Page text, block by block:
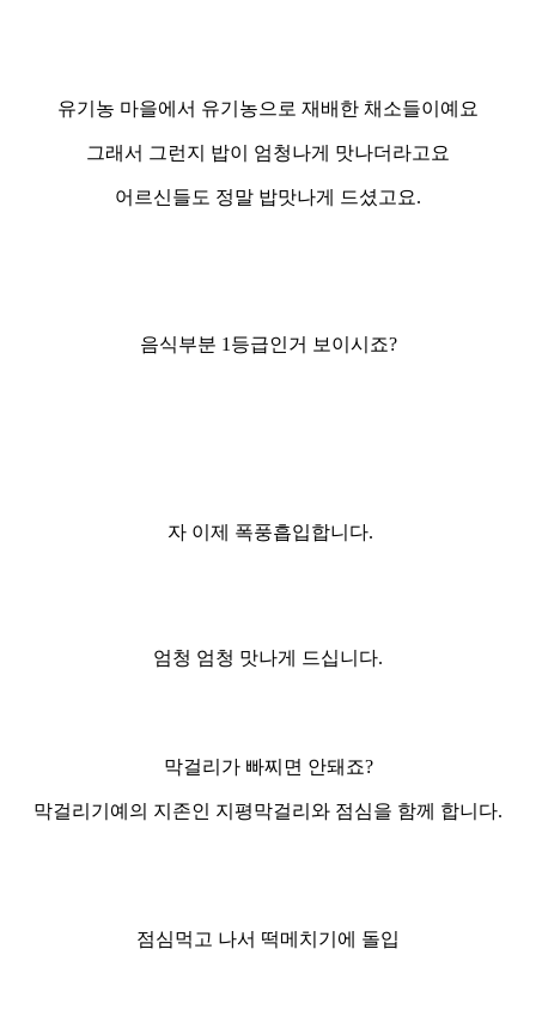
유기농 마을에서 유기농으로 재배한 채소들이예요
그래서 그런지 밥이 엄청나게 맛나더라고요
어르신들도 정말 밥맛나게 드셨고요.
음식부분 1등급인거 보이시죠?
자 이제 폭풍흡입합니다.
엄청 엄청 맛나게 드십니다.
막걸리가 빠찌면 안돼죠?
막걸리기예의 지존인 지평막걸리와 점심을 함께 합니다.
점심먹고 나서 떡메치기에 돌입